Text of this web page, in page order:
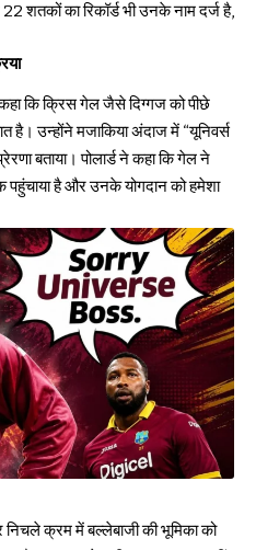
शतकों का रिकॉर्ड भी उनके नाम दर्ज है,
कि क्रिस गेल जैसे दिग्गज को पीछे
है। उन्होंने मजाकिया अंदाज में “यूनिवर्स
बताया। पोलार्ड ने कहा कि गेल ने
है और उनके योगदान को हमेशा
क्रम में बल्लेबाजी की भूमिका को